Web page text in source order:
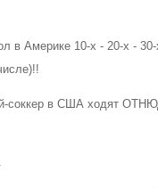
в Америке 10-х - 20-х -
соккер в США ходят